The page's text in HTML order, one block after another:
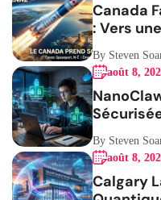
Canada
: Vers
By Steven
août 8,
By Steven
août 8,
Calgary